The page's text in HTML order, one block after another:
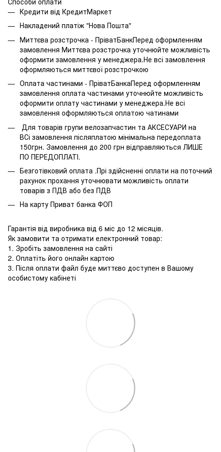
Кредити від КредитМаркет
Накладений платіж "Нова Пошта"
Миттєва розстрочка - ПріватБанкПеред оформленням
замовлення Миттєва розстрочка уточнюйте можливість
оформити замовлення у менеджера.Не всі замовлення
оформляються миттєвої розстрочкою
Оплата частинами - ПріватБанкаПеред оформленням
замовлення оплата частинами уточнюйте можливість
оформити оплату частинами у менеджера.Не всі
замовлення оформляються оплатою чатинами
Для товарів групи велозапчастин та АКСЕСУАРИ на
ВСі замовлення післяплатою мінімальна передоплата
150грн. Замовлення до 200 грн відправляються ЛИШЕ
ПО ПЕРЕДОПЛАТІ.
Безготівковий оплата .Прі здійсненні оплати на поточний
рахунок прохання уточнювати можливість оплати
товарів з ПДВ або без ПДВ
На карту Приват банка ФОП
Гарантія від виробника від 6 міс до 12 місяців.
Як замовити та отримати електронний товар:
1. Зробіть замовлення на сайті
2. Оплатіть його онлайн картою
3. Після оплати файл буде миттєво доступен в Вашому
особистому кабінеті